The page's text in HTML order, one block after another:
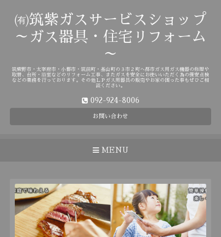
㈲筑紫ガスサービスショップ
～ガス器具・住宅リフォーム
～
筑紫野市・太宰府市・小郡市・筑前町・基山町の３市２町へ都市ガス用ガス機器の修理や
取替、台所・浴室などのリフォーム工事、またガスを安全にお使いいただく為の保安点検
などの業務を行っております。その他ＬＰガス用器具の販売やお家の困った事もぜひご相
談ください。
092-924-8006
お問い合わせ
MENU